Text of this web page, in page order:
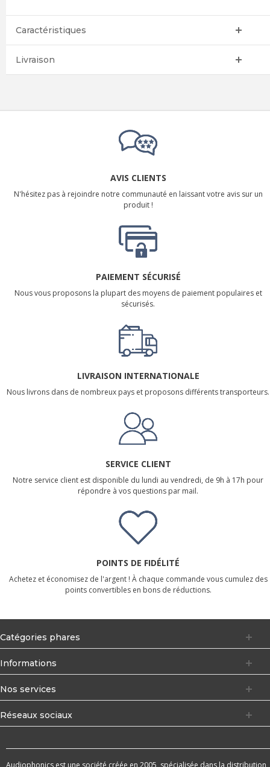
Caractéristiques
Livraison
AVIS CLIENTS
N'hésitez pas à rejoindre notre communauté en laissant votre avis sur un
produit !
PAIEMENT SÉCURISÉ
Nous vous proposons la plupart des moyens de paiement populaires et
sécurisés.
LIVRAISON INTERNATIONALE
Nous livrons dans de nombreux pays et proposons différents transporteurs.
SERVICE CLIENT
Notre service client est disponible du lundi au vendredi, de 9h à 17h pour
répondre à vos questions par mail.
POINTS DE FIDÉLITÉ
Achetez et économisez de l'argent ! À chaque commande vous cumulez des
points convertibles en bons de réductions.
Catégories phares
Informations
Nos services
Réseaux sociaux
Audiophonics est une société créée en 2005, spécialisée dans la distribution